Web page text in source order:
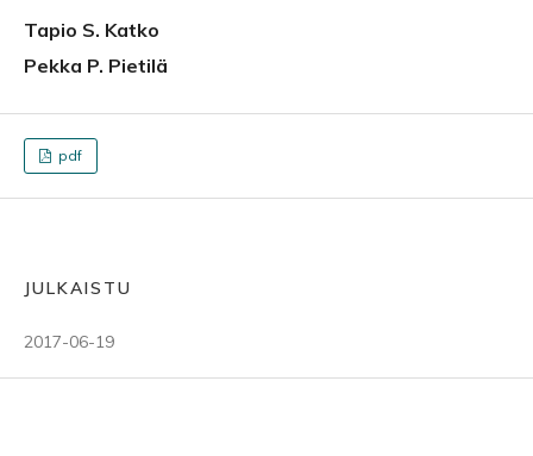
Tapio S. Katko
Pekka P. Pietilä
pdf
JULKAISTU
2017-06-19